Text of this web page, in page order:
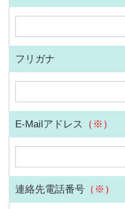
フリガナ
E-Mailアドレス （※）
連絡先電話番号 （※）